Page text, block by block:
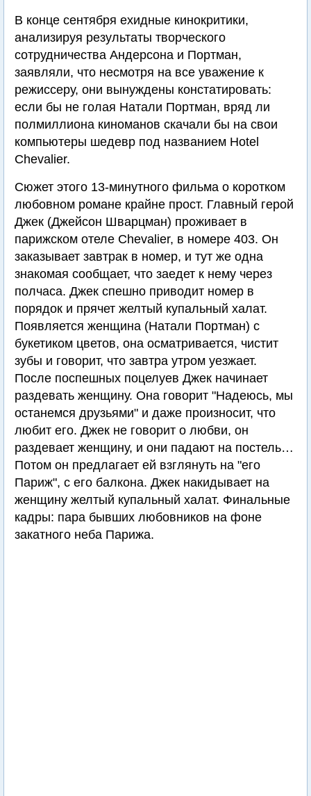
В конце сентября ехидные кинокритики,
анализируя результаты творческого
сотрудничества Андерсона и Портман,
заявляли, что несмотря на все уважение к
режиссеру, они вынуждены констатировать:
если бы не голая Натали Портман, вряд ли
полмиллиона киноманов скачали бы на свои
компьютеры шедевр под названием Hotel
Chevalier.
Сюжет этого 13-минутного фильма о коротком
любовном романе крайне прост. Главный герой
Джек (Джейсон Шварцман) проживает в
парижском отеле Chevalier, в номере 403. Он
заказывает завтрак в номер, и тут же одна
знакомая сообщает, что заедет к нему через
полчаса. Джек спешно приводит номер в
порядок и прячет желтый купальный халат.
Появляется женщина (Натали Портман) с
букетиком цветов, она осматривается, чистит
зубы и говорит, что завтра утром уезжает.
После поспешных поцелуев Джек начинает
раздевать женщину. Она говорит "Надеюсь, мы
останемся друзьями" и даже произносит, что
любит его. Джек не говорит о любви, он
раздевает женщину, и они падают на постель…
Потом он предлагает ей взглянуть на "его
Париж", с его балкона. Джек накидывает на
женщину желтый купальный халат. Финальные
кадры: пара бывших любовников на фоне
закатного неба Парижа.